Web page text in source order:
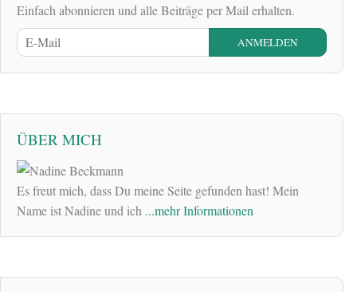
Einfach abonnieren und alle Beiträge per Mail erhalten.
ÜBER MICH
Es freut mich, dass Du meine Seite gefunden hast! Mein
Name ist Nadine und ich ...mehr Informationen